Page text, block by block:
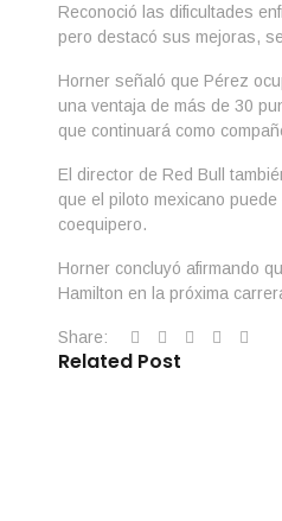
Reconoció las dificultades
pero destacó sus mejoras,
Horner señaló que Pérez
una ventaja de más de 30
que continuará como
El director de Red Bull
que el piloto mexicano
coequipero.
Horner concluyó afirmando
Hamilton en la próxima
Share:
Related Post